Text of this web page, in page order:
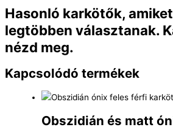
Hasonló karkötők,
legtöbben választanak.
nézd meg.
Kapcsolódó termékek
Obszidián és matt